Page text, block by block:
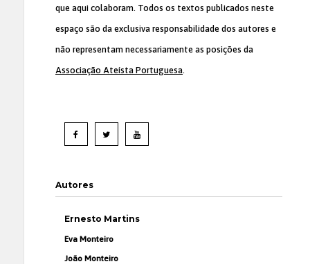
que aqui colaboram. Todos os textos publicados neste
espaço são da exclusiva responsabilidade dos autores e
não representam necessariamente as posições da
Associação Ateísta Portuguesa.
Autores
Ernesto Martins
Eva Monteiro
João Monteiro